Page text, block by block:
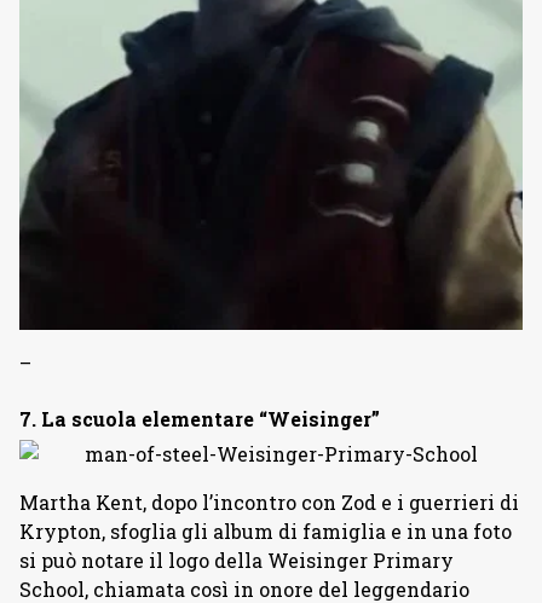
–
7. La scuola elementare “Weisinger”
Martha Kent, dopo l’incontro con Zod e i guerrieri di
Krypton, sfoglia gli album di famiglia e in una foto
si può notare il logo della Weisinger Primary
School, chiamata così in onore del leggendario